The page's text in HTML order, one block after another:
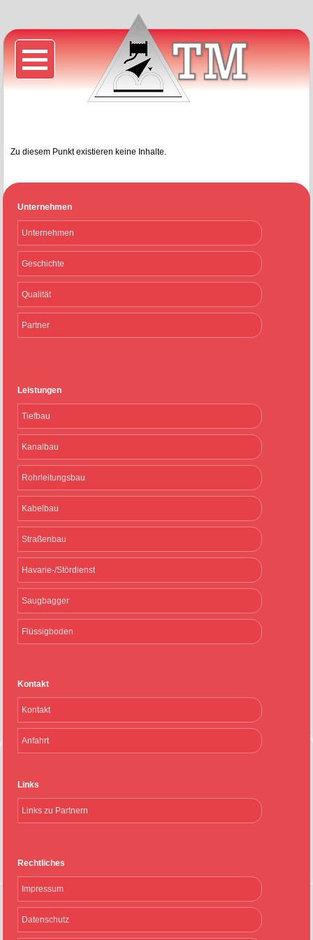
Zu diesem Punkt existieren keine Inhalte.
Unternehmen
Unternehmen
Geschichte
Qualität
Partner
Leistungen
Tiefbau
Kanalbau
Rohrleitungsbau
Kabelbau
Straßenbau
Havarie-/Stördienst
Saugbagger
Flüssigboden
Kontakt
Kontakt
Anfahrt
Links
Links zu Partnern
Rechtliches
Impressum
Datenschutz